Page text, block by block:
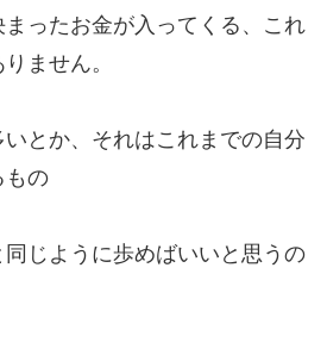
ったお金が入ってくる、これ
ません。
とか、それはこれまでの自分
もの
じように歩めばいいと思うの